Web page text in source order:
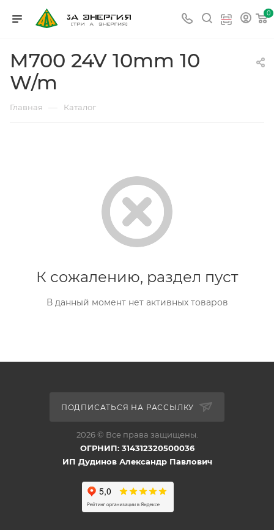
0
M700 24V 10mm 10
W/m
Главная — Каталог
К сожалению, раздел пуст
В данный момент нет активных товаров
ПОДПИСАТЬСЯ НА РАССЫЛКУ
2026 © Все права защищены.
ОГРНИП: 314312320500036
ИП Дудинов Александр Павлович